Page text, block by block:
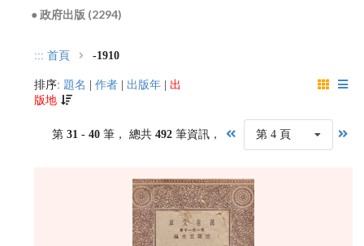
● 政府出版 (2294)
::: 首頁 -1910
排序: 題名 作者 出版年
出
版地
第 31 - 40 筆， 總共 492筆資訊， 第 4 頁